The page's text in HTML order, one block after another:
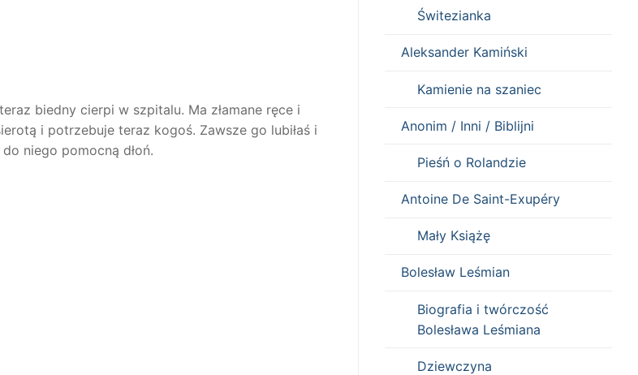
biedny cierpi w szpitalu. Ma złamane ręce i
i potrzebuje teraz kogoś. Zawsze go lubiłaś i
niego pomocną dłoń.
Świtezianka
Aleksander Kamiński
Kamienie na szaniec
Anonim / Inni / Biblijni
Pieśń o Rolandzie
Antoine De Saint-Exupéry
Mały Książę
Bolesław Leśmian
Biografia i twórczość
Bolesława Leśmiana
Dziewczyna